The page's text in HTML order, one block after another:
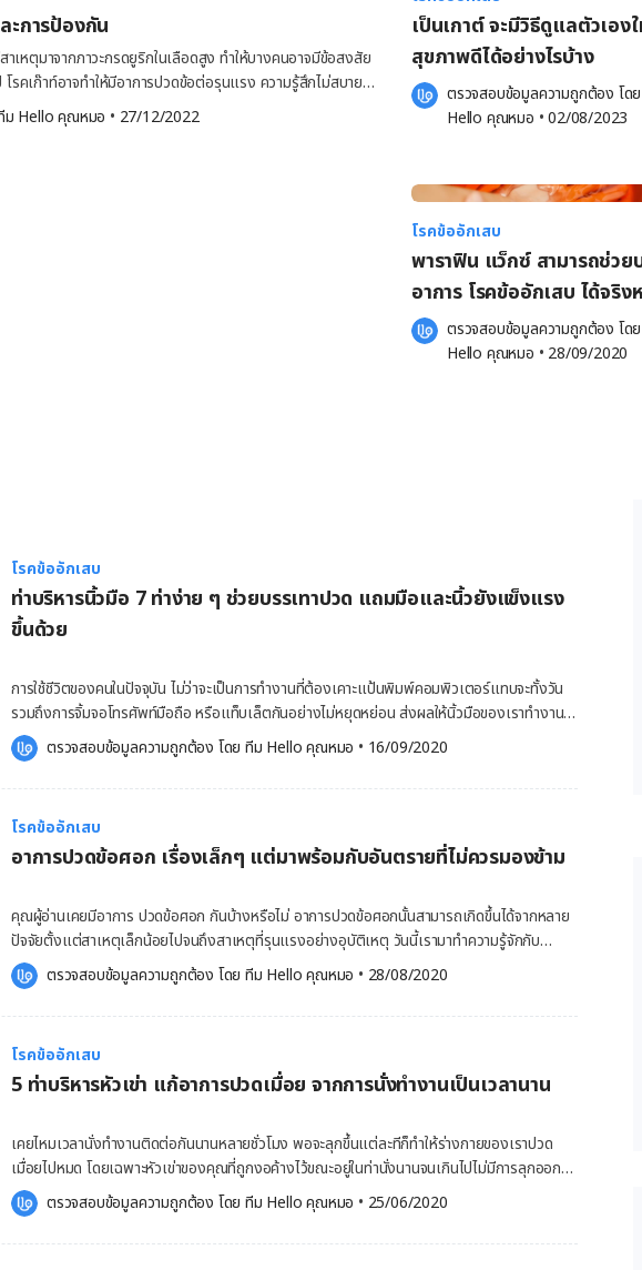
ะการป้องกัน
เหตุมาจากภาวะกรดยูริกในเลือดสูง ทำให้บางคนอาจมีข้อสงสัย
โรคเก๊าท์อาจทำให้มีอาการปวดข้อต่อรุนแรง ความรู้สึกไม่สบาย
างจำกัด การรักษาอย่างเหมาะสมจึงอาจช่วยบรรเทาอาการ
ม Hello คุณหมอ • 27/12/2022
เป็นเกาต์ จะมีวิธีดูแลตัวเอง
สุขภาพดีได้อย่างไรบ้าง
ตรวจสอบข้อมูลความถูกต้อง โดย
Hello คุณหมอ •02/08/2023
โรคข้ออักเสบ
พาราฟิน แว็กซ์ สามารถช่วย
อาการ โรคข้ออักเสบ ได้จริง
ตรวจสอบข้อมูลความถูกต้อง โดย
Hello คุณหมอ • 28/09/2020
โรคข้ออักเสบ
ท่าบริหารนิ้วมือ 7 ท่าง่าย ๆ ช่วยบรรเทาปวด แถมมือและนิ้วยังแข็งแรง
ขึ้นด้วย
การใช้ชีวิตของคนในปัจจุบัน ไม่ว่าจะเป็นการทำงานที่ต้องเคาะแป้นพิมพ์คอมพิวเตอร์แทบจะทั้งวัน
รวมถึงการจิ้มจอโทรศัพท์มือถือ หรือแท็บเล็ตกันอย่างไม่หยุดหย่อน ส่งผลให้นิ้วมือของเราทำงาน
หนักแทบจะไม่ได้พักกันเลย และเมื่อเป็นแบบนี้บ่อย ๆ เข้า ก็ย่อมทำให้หลายคนเกิดปัญหาปวดเมื่อย
นิ้วมือ นิ้วล็อค ขยับข้อมือไม่ค่อยจะได้ ซึ่งหากปล่อยไว้นาน ๆ ก็อาจส่งผลกระทบต่อการใช้ชีวิตประจำ
วัน และทำให้เกิดปัญหาปวดนิ้ว ปวดมือเรื้อรังได้ วันนี้ Hello คุณหมอ เลยมี 7 ท่าบริหารนิ้วมือ ง่าย
ของคุณแข็งแรงขึ้นด้วย 7 ท่าบริหารนิ้วมือ ง่าย ๆ ก่อนจะไปเริ่มทำท่าบริหารนิ้วมือ หากคุณรู้สึกปวด
นิ้วมาก หรือขยับนิ้วไม่ไหว ลองวอร์มอัพนิ้วด้วยการแช่มือและนิ้วในน้ำอุ่น หรือประคบด้วยแผ่นความ
ได้ดีขึ้น 1. ท่ายืดกล้ามเนื้อเอกซ์เทนเซอร์ (กล้ามเนื้อในการขยับนิ้ว) วิธีทำ แบมือ กางนิ้ว วางมือแนบ
บนพื้นราบ เช่น บนโต๊ะ ใช้นิ้วมืออีกข้างดึงนิ้วแต่ละนิ้วขึ้นช้า ๆ ให้ได้สูงที่สุด โดยที่ไม่รู้สึกตึงหรือเจ็บ
และนิ้วอื่นยังติดอยู่กับพื้น ค้างไว้ 2-3 วินาที แล้วค่อย […]
ตรวจสอบข้อมูลความถูกต้อง โดย ทีม Hello คุณหมอ • 16/09/2020
โรคข้ออักเสบ
อาการปวดข้อศอก เรื่องเล็กๆ แต่มาพร้อมกับอันตรายที่ไม่ควรมองข้าม
คุณผู้อ่านเคยมีอาการ ปวดข้อศอก กันบ้างหรือไม่ อาการปวดข้อศอกนั้นสามารถเกิดขึ้นได้จากหลาย
ปัจจัยตั้งแต่สาเหตุเล็กน้อยไปจนถึงสาเหตุที่รุนแรงอย่างอุบัติเหตุ วันนี้เรามาทำความรู้จักกับ
อาการปวดข้อศอก ให้มากขึ้นกับบทความนี้จาก Hello คุณหมอ อาการปวดข้อศอก เกิดขึ้นได้อย่างไร
อาการปวดข้อศอก (Elbow pain) นั้นเกิดขึ้นได้จากหลากหลายสาเหตุ ไม่ว่าจะเป็น การอักเสบหรือ
เกิดอาการตึงที่บริเวณเนื้อเยื่ออ่อน หรือบริเวณเส้นเอ็น แต่อาการเช่นนี้เป็นเพียงไม่นาน หากมีการ
ปวดข้อศอกยังอาจเกิดจากอุบัติเหตุที่รุนแรงเช่น ตกต้นไม้ ตกบันได ประสบอุบัติเหตุรถเฉี่ยว รถชน
ก็สามารถที่จะส่งผลให้เกิดอาการไหล่หลุด ข้อศอกหลุด ซึ่งจำเป็นจะต้องมีการรักษาโดยแพทย์ผู้
กัน เช่น โรคไขข้ออักเสบ โรคข้อเสื่อม เป็นต้น ปวดข้อศอก อันตรายหรือไม่ เราไม่สามารถพูดได้ว่า
อาการปวดข้อศอก ไม่อันตราย แต่ทั้งนี้ต้องขึ้นอยู่กับสาเหตุที่ทำให้เกิดอาการปวดข้อศอก อาการ
ปวดข้อศอกโดยทั่วไปที่เกิดจากความเมื่อยล้า อาการตึง หรืออาการอักเสบที่บริเวณเนื้อเยื่อและเส้น
เอ็นของข้อศอก สามารถที่จะดีขึ้นได้ในระยะเวลาที่ไม่นาน แต่ถ้าหากเกิดจากอุบัติเหตุรุนแรง จนเกิด
ตรวจสอบข้อมูลความถูกต้อง โดย ทีม Hello คุณหมอ • 28/08/2020
โรคข้ออักเสบ
5 ท่าบริหารหัวเข่า แก้อาการปวดเมื่อย จากการนั่งทำงานเป็นเวลานาน
เคยไหมเวลานั่งทำงานติดต่อกันนานหลายชั่วโมง พอจะลุกขึ้นแต่ละทีก็ทำให้ร่างกายของเราปวด
เมื่อยไปหมด โดยเฉพาะหัวเข่าของคุณที่ถูกงอค้างไว้ขณะอยู่ในท่านั่งนานจนเกินไปไม่มีการลุกออกมา
ยืดเส้นยืดสายบ้าง บทความของ Hello คุณหมอ วันนี้จึงขอนำ ท่าบริหารหัวเข่า ง่าย ๆที่สามารถ
ทำได้ทุกที่ยามว่าง มาฝากทุกคนกันค่ะ ท่าบริหารหัวเข่า บรรเทาอาการปวดเมื่อย หากหัวเข่าของคุณ
ได้รับการงอจากการนั่งผิดท่าเป็นเวลานานอาจส่งผลให้ เอ็นเชื่อมต่อกล้ามเนื้อกับกระดูกคุณเกิด
ตรวจสอบข้อมูลความถูกต้อง โดย ทีม Hello คุณหมอ • 25/06/2020